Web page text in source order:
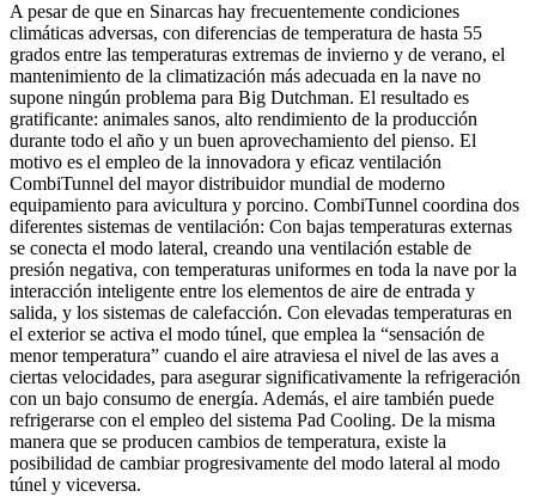
A pesar de que en Sinarcas hay frecuentemente condiciones
climáticas adversas, con diferencias de temperatura de hasta 55
grados entre las temperaturas extremas de invierno y de verano, el
mantenimiento de la climatización más adecuada en la nave no
supone ningún problema para Big Dutchman. El resultado es
gratificante: animales sanos, alto rendimiento de la producción
durante todo el año y un buen aprovechamiento del pienso. El
motivo es el empleo de la innovadora y eficaz ventilación
CombiTunnel del mayor distribuidor mundial de moderno
equipamiento para avicultura y porcino. CombiTunnel coordina dos
diferentes sistemas de ventilación: Con bajas temperaturas externas
se conecta el modo lateral, creando una ventilación estable de
presión negativa, con temperaturas uniformes en toda la nave por la
interacción inteligente entre los elementos de aire de entrada y
salida, y los sistemas de calefacción. Con elevadas temperaturas en
el exterior se activa el modo túnel, que emplea la “sensación de
menor temperatura” cuando el aire atraviesa el nivel de las aves a
ciertas velocidades, para asegurar significativamente la refrigeración
con un bajo consumo de energía. Además, el aire también puede
refrigerarse con el empleo del sistema Pad Cooling. De la misma
manera que se producen cambios de temperatura, existe la
posibilidad de cambiar progresivamente del modo lateral al modo
túnel y viceversa.